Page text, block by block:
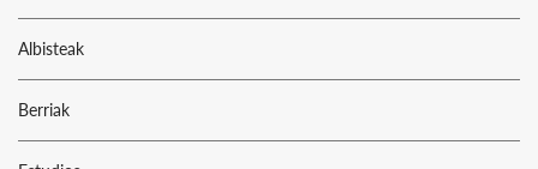
Albisteak
Berriak